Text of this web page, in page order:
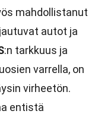
mahdollistanut
autot ja
:n tarkkuus ja
varrella, on
virheetön.
entistä